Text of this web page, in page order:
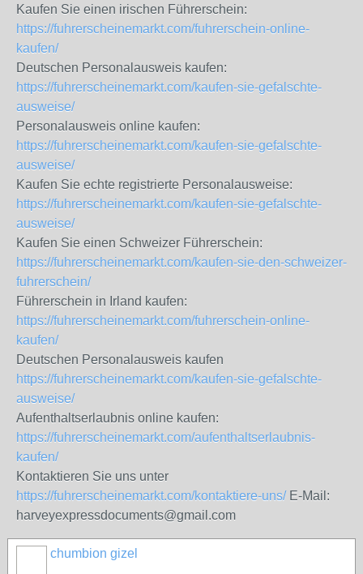
Kaufen Sie einen irischen Führerschein:
https://fuhrerscheinemarkt.com/fuhrerschein-online-
kaufen/
Deutschen Personalausweis kaufen:
https://fuhrerscheinemarkt.com/kaufen-sie-gefalschte-
ausweise/
Personalausweis online kaufen:
https://fuhrerscheinemarkt.com/kaufen-sie-gefalschte-
ausweise/
Kaufen Sie echte registrierte Personalausweise:
https://fuhrerscheinemarkt.com/kaufen-sie-gefalschte-
ausweise/
Kaufen Sie einen Schweizer Führerschein:
https://fuhrerscheinemarkt.com/kaufen-sie-den-schweizer-
fuhrerschein/
Führerschein in Irland kaufen:
https://fuhrerscheinemarkt.com/fuhrerschein-online-
kaufen/
Deutschen Personalausweis kaufen
https://fuhrerscheinemarkt.com/kaufen-sie-gefalschte-
ausweise/
Aufenthaltserlaubnis online kaufen:
https://fuhrerscheinemarkt.com/aufenthaltserlaubnis-
kaufen/
Kontaktieren Sie uns unter
https://fuhrerscheinemarkt.com/kontaktiere-uns/E-Mail:
harveyexpressdocuments@gmail.com
chumbion gizel